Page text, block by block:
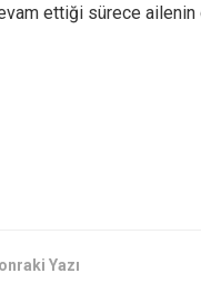
ettiği sürece
Yazı